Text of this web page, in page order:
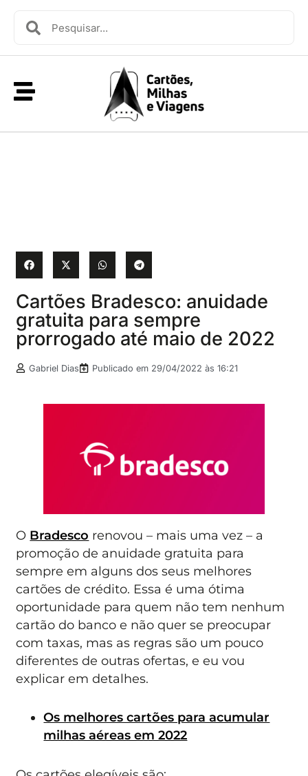
Cartões Bradesco: anuidade
gratuita para sempre
prorrogado até maio de 2022
Gabriel Dias Publicado em 29/04/2022 às 16:21
O Bradesco renovou – mais uma vez – a
promoção de anuidade gratuita para
sempre em alguns dos seus melhores
cartões de crédito. Essa é uma ótima
oportunidade para quem não tem nenhum
cartão do banco e não quer se preocupar
com taxas, mas as regras são um pouco
diferentes de outras ofertas, e eu vou
explicar em detalhes.
Os melhores cartões para acumular
milhas aéreas em 2022